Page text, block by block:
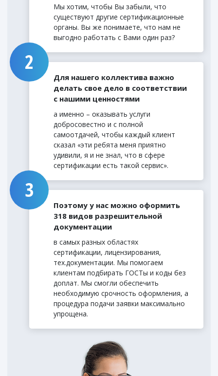
Мы хотим, чтобы Вы забыли, что
существуют другие сертификационные
органы. Вы же понимаете, что нам не
выгодно работать с Вами один раз?
Для нашего коллектива важно
делать свое дело в соответствии
с нашими ценностями
а именно – оказывать услуги
добросовестно и с полной
самоотдачей, чтобы каждый клиент
сказал «эти ребята меня приятно
удивили, я и не знал, что в сфере
сертификации есть такой сервис».
Поэтому у нас можно оформить
318 видов разрешительной
документации
в самых разных областях
сертификации, лицензирования,
тех.документации. Мы помогаем
клиентам подбирать ГОСТы и коды без
доплат. Мы смогли обеспечить
необходимую срочность оформления, а
процедура подачи заявки максимально
упрощена.